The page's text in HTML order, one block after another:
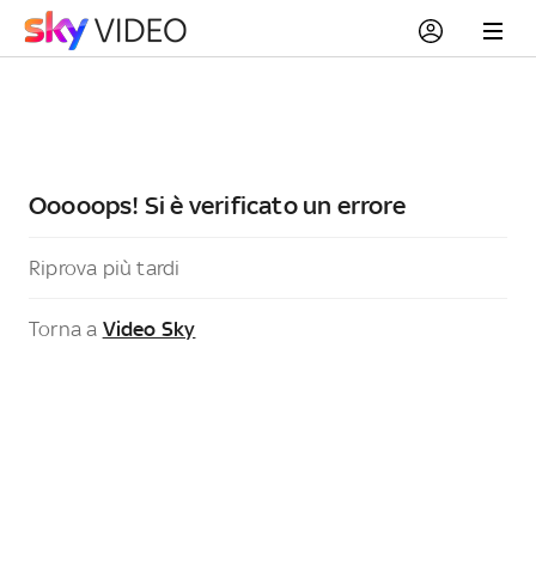
Ooooops! Si è verificato un errore
Riprova più tardi
Torna a Video Sky